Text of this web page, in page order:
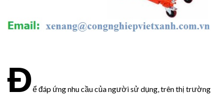
Để đáp ứng nhu cầu của người sử dụng, trên thị trường